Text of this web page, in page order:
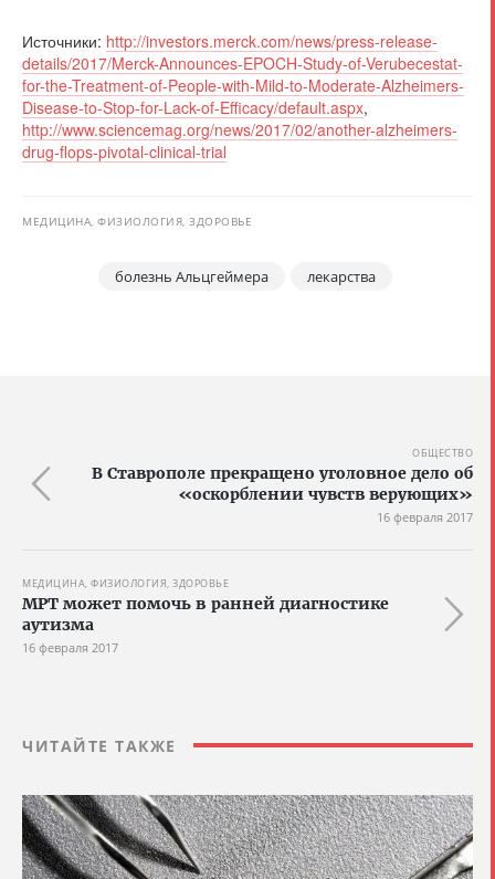
Источники: http://investors.merck.com/news/press-release-
details/2017/Merck-Announces-EPOCH-Study-of-Verubecestat-
for-the-Treatment-of-People-with-Mild-to-Moderate-Alzheimers-
Disease-to-Stop-for-Lack-of-Efficacy/default.aspx,
http://www.sciencemag.org/news/2017/02/another-alzheimers-
drug-flops-pivotal-clinical-trial
МЕДИЦИНА, ФИЗИОЛОГИЯ, ЗДОРОВЬЕ
болезнь Альцгеймера лекарства
ОБЩЕСТВО
В Ставрополе прекращено уголовное дело об
«оскорблении чувств верующих»
16 февраля 2017
МЕДИЦИНА, ФИЗИОЛОГИЯ, ЗДОРОВЬЕ
МРТ может помочь в ранней диагностике
аутизма
16 февраля 2017
ЧИТАЙТЕ ТАКЖЕ